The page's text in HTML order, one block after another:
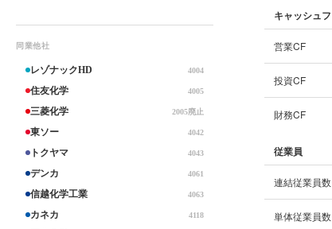
同業他社
レゾナックHD 4004
住友化学 4005
三菱化学 2005廃止
東ソー 4042
トクヤマ 4043
デンカ 4061
信越化学工業 4063
カネカ 4118
キャッシュ
営業CF
投資CF
財務CF
従業員
連結従業員数
単体従業員数